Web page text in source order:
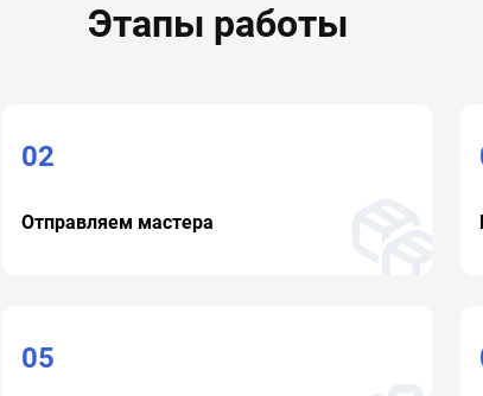
Этапы работы
02
Отправляем мастера
05